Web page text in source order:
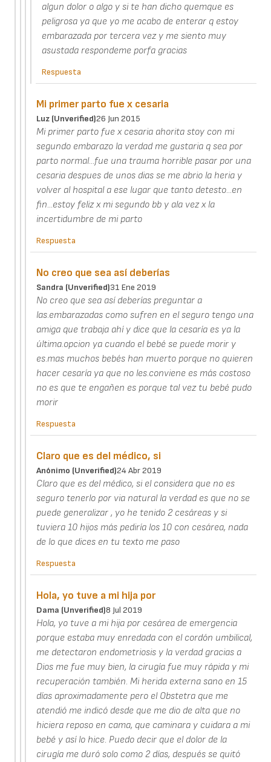
algun dolor o algo y si te han dicho quemque es
peligrosa ya que yo me acabo de enterar q estoy
embarazada por tercera vez y me siento muy
asustada respondeme porfa gracias
Respuesta
Mi primer parto fue x cesaria
Luz (unverified)26 Jun 2015
Mi primer parto fue x cesaria ahorita stoy con mi
segundo embarazo la verdad me gustaria q sea por
parto normal...fue una trauma horrible pasar por una
cesaria despues de unos dias se me abrio la heria y
volver al hospital a ese lugar que tanto detesto...en
fin...estoy feliz x mi segundo bb y ala vez x la
incertidumbre de mi parto
Respuesta
No creo que sea así deberías
Sandra (unverified)31 Ene 2019
No creo que sea así deberías preguntar a
las.embarazadas como sufren en el seguro tengo una
amiga que trabaja ahí y dice que la cesaría es ya la
última.opcion ya cuando el bebé se puede morir y
es.mas muchos bebés han muerto porque no quieren
hacer cesaría ya que no les.conviene es más costoso
no es que te engañen es porque tal vez tu bebé pudo
morir
Respuesta
Claro que es del médico, si
Anónimo (unverified)24 Abr 2019
Claro que es del médico, si el considera que no es
seguro tenerlo por via natural la verdad es que no se
puede generalizar , yo he tenido 2 cesáreas y si
tuviera 10 hijos más pediría los 10 con cesárea, nada
de lo que dices en tu texto me paso
Respuesta
Hola, yo tuve a mi hija por
Dama (unverified)8 Jul 2019
Hola, yo tuve a mi hija por cesárea de emergencia
porque estaba muy enredada con el cordón umbilical,
me detectaron endometriosis y la verdad gracias a
Dios me fue muy bien, la cirugía fue muy rápida y mi
recuperación también. Mi herida externa sano en 15
días aproximadamente pero el Obstetra que me
atendió me indicó desde que me dio de alta que no
hiciera reposo en cama, que caminara y cuidara a mi
bebé y así lo hice. Puedo decir que el dolor de la
cirugía me duró solo como 2 días, después se quitó